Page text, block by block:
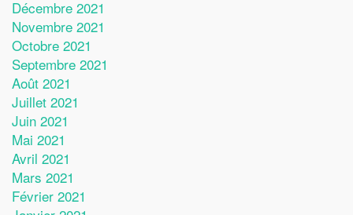
Décembre 2021
Novembre 2021
Octobre 2021
Septembre 2021
Août 2021
Juillet 2021
Juin 2021
Mai 2021
Avril 2021
Mars 2021
Février 2021